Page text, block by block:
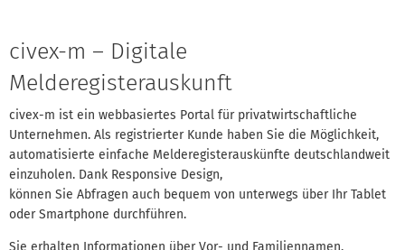
civex-m – Digitale
Melderegisterauskunft
civex-m ist ein webbasiertes Portal für privatwirtschaftliche
Unternehmen. Als registrierter Kunde haben Sie die Möglichkeit,
automatisierte einfache Melderegisterauskünfte deutschlandweit
einzuholen. Dank Responsive Design,
können Sie Abfragen auch bequem von unterwegs über Ihr Tablet
oder Smartphone durchführen.
Sie erhalten Informationen über Vor- und Familiennamen,